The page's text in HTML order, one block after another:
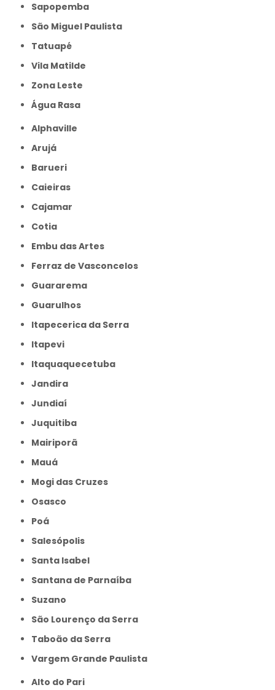
Sapopemba
São Miguel Paulista
Tatuapé
Vila Matilde
Zona Leste
Água Rasa
Alphaville
Arujá
Barueri
Caieiras
Cajamar
Cotia
Embu das Artes
Ferraz de Vasconcelos
Guararema
Guarulhos
Itapecerica da Serra
Itapevi
Itaquaquecetuba
Jandira
Jundiaí
Juquitiba
Mairiporã
Mauá
Mogi das Cruzes
Osasco
Poá
Salesópolis
Santa Isabel
Santana de Parnaíba
Suzano
São Lourenço da Serra
Taboão da Serra
Vargem Grande Paulista
Alto do Pari